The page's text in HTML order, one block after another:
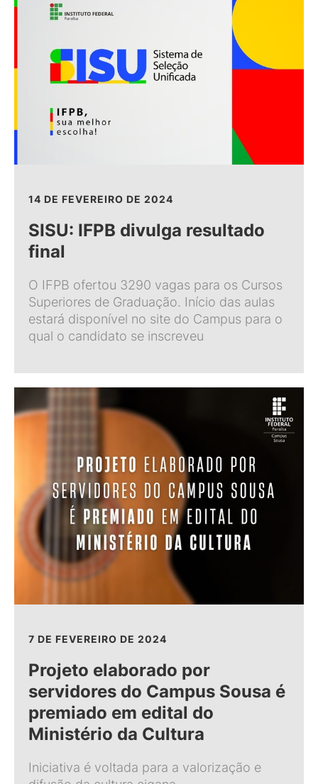
14 DE FEVEREIRO DE 2024
SISU: IFPB divulga resultado
final
O IFPB ofertou 3290 vagas para os Cursos
Superiores de Graduação. Início das aulas
estará disponível no site do Campus para o
qual o candidato se inscreveu
7 DE FEVEREIRO DE 2024
Projeto elaborado por
servidores do Campus Sousa é
premiado em edital do
Ministério da Cultura
Iniciativa é voltada para a valorização e